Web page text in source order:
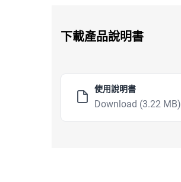
下載產品說明書
使用說明書
Download (3.22 MB)